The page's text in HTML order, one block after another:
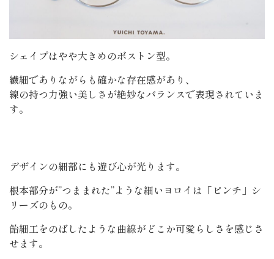
シェイプはやや大きめのボストン型。
繊細でありながらも確かな存在感があり、
線の持つ力強い美しさが絶妙なバランスで表現されていま
す。
デザインの細部にも遊び心が光ります。
根本部分が”つままれた”ような細いヨロイは「ピンチ」シ
リーズのもの。
飴細工をのばしたような曲線がどこか可愛らしさを感じさ
せます。